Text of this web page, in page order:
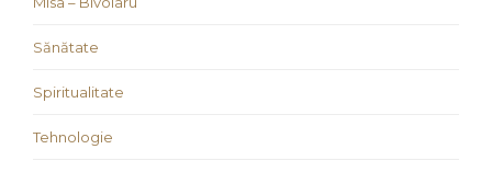
Sănătate
Spiritualitate
Tehnologie